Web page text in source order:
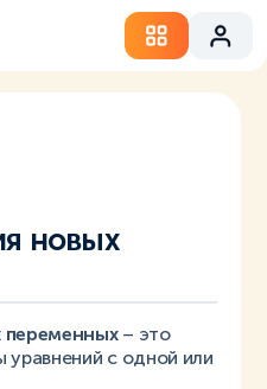
новых
– это
с одной или